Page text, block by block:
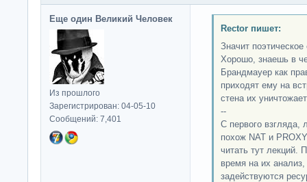
Еще один Великий Человек
Из прошлого
Зарегистрирован: 04-05-10
Сообщений: 7,401
Rector пишет:
Значит
Хорошо, знаешь в
Брандмауер как
приходят ему на
стена их
--
С первого взгляда,
похож NAT и
читать тут лекций.
время на их анализ,
задействуются